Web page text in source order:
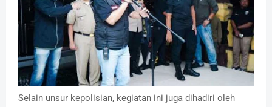
Selain unsur kepolisian, kegiatan ini juga dihadiri oleh